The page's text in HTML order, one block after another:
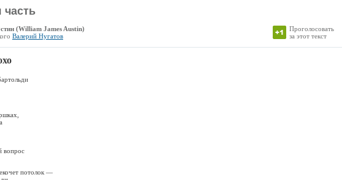
часть
(William James Austin)
Валерий Нугатов
Проголосовать
за этот текст
вопрос
потолок —